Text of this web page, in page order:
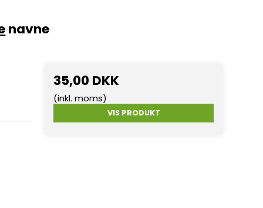
navne
35,00 DKK
(inkl. moms)
VIS PRODUKT